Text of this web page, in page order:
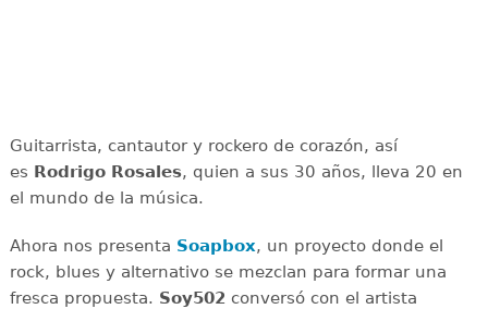
Guitarrista, cantautor y rockero de corazón, así
es Rodrigo Rosales, quien a sus 30 años, lleva 20 en
el mundo de la música.
Ahora nos presenta Soapbox, un proyecto donde el
rock, blues y alternativo se mezclan para formar una
fresca propuesta. Soy502conversó con el artista